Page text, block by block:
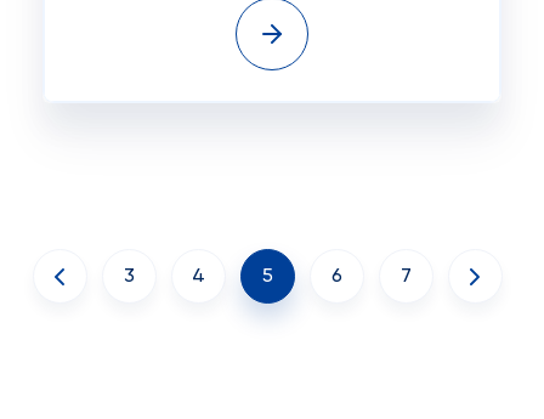
3 4 5 6 7